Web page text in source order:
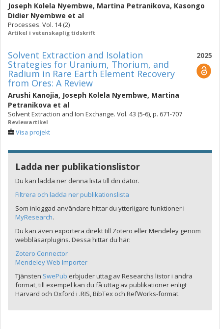
Joseph Kolela Nyembwe, Martina Petranikova, Kasongo
Didier Nyembwe et al
Processes. Vol. 14 (2)
Artikel i vetenskaplig tidskrift
2025
Solvent Extraction and Isolation
Strategies for Uranium, Thorium, and
Radium in Rare Earth Element Recovery
from Ores: A Review
Arushi Kanojia, Joseph Kolela Nyembwe, Martina
Petranikova et al
Solvent Extraction and Ion Exchange. Vol. 43 (5-6), p. 671-707
Reviewartikel
Visa projekt
Ladda ner publikationslistor
Du kan ladda ner denna lista till din dator.
Filtrera och ladda ner publikationslista
Som inloggad användare hittar du ytterligare funktioner i
MyResearch.
Du kan även exportera direkt till Zotero eller Mendeley genom
webbläsarplugins. Dessa hittar du här:
Zotero Connector
Mendeley Web Importer
Tjänsten SwePub erbjuder uttag av Researchs listor i andra
format, till exempel kan du få uttag av publikationer enligt
Harvard och Oxford i .RIS, BibTex och RefWorks-format.